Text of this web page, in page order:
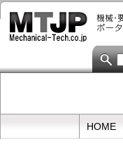
メ
イ
テ
HOME